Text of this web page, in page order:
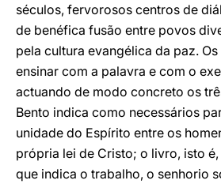
séculos, fervorosos centros de
de benéfica fusão entre povos
pela cultura evangélica da paz.
ensinar com a palavra e com o
actuando de modo concreto os
Bento indica como necessários
unidade do Espírito entre os
própria lei de Cristo; o livro, isto
que indica o trabalho, o senhorio